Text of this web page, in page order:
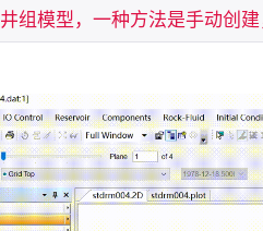
组模型，一种方法是手动创